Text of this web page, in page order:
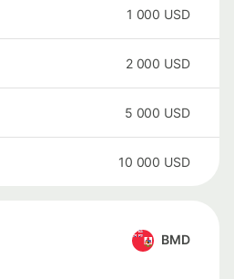
1 000 USD
2 000 USD
5 000 USD
10 000 USD
BMD